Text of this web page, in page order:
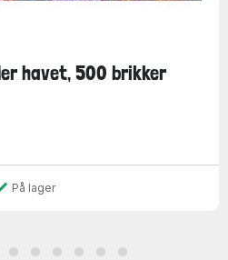
havet, 500 brikker
På lager